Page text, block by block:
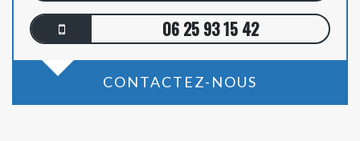
06 25 93 15 42
CONTACTEZ-NOUS